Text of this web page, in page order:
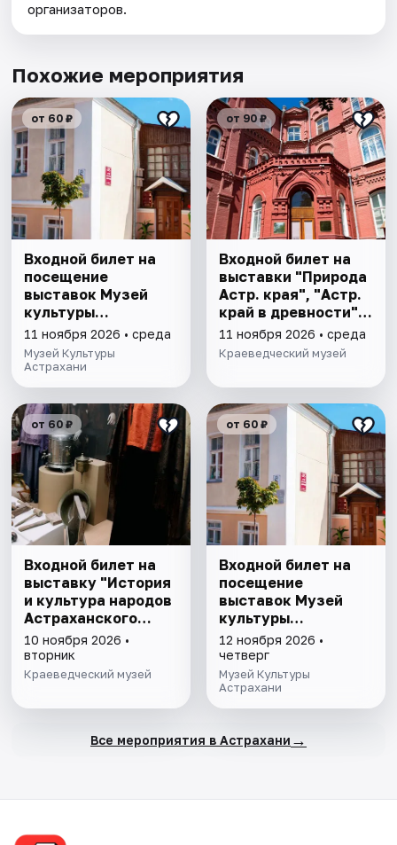
организаторов.
Похожие мероприятия
от 60 ₽
Входной билет на
посещение
выставок Музей
культуры
Астрахани
11 ноября 2026 • среда
Музей Культуры
Астрахани
от 90 ₽
Входной билет на
выставки "Природа
Астр. края", "Астр.
край в древности",
"Заселение Астр.
края"
11 ноября 2026 • среда
Краеведческий музей
от 60 ₽
Входной билет на
выставку "История
и культура народов
Астраханского
края"
10 ноября 2026 •
вторник
Краеведческий музей
от 60 ₽
Входной билет на
посещение
выставок Музей
культуры
Астрахани
12 ноября 2026 •
четверг
Музей Культуры
Астрахани
Все мероприятия в Астрахани →